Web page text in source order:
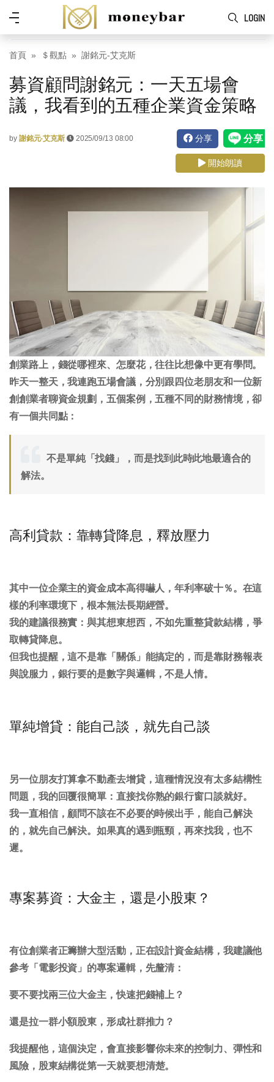
Skip to main content
LOGIN
功
能
表
首頁 ＄觀點 謝銘元-艾克斯
募資顧問謝銘元：一天五場會
議，我看到的五種企業資金策略
by 謝銘元-艾克斯 2025/09/13 08:00 分享
開始朗讀
創業路上，錢從哪裡來、怎麼花，往往比想像中更有學問。
昨天一整天，我連跑五場會議，分別跟四位老朋友和一位新
創創業者聊資金規劃，五個案例，五種不同的財務情境，卻
有一個共同點：
不是單純「找錢」，而是找到此時此地最適合的
解法。
高利貸款：靠轉貸降息，釋放壓力
其中一位企業主的資金成本高得嚇人，年利率破十％。在這
樣的利率環境下，根本無法長期經營。
我的建議很務實：與其想東想西，不如先重整貸款結構，爭
取轉貸降息。
但我也提醒，這不是靠「關係」能搞定的，而是靠財務報表
與說服力 ，銀行要的是數字與邏輯，不是人情。
單純增貸：能自己談，就先自己談
另一位朋友打算拿不動產去增貸，這種情況沒有太多結構性
問題，我的回覆很簡單： 直接找你熟的銀行窗口談就好。
我一直相信，顧問不該在不必要的時候出手，能自己解決
的，就先自己解決。如果真的遇到瓶頸，再來找我，也不
遲。
專案募資：大金主，還是小股東？
有位創業者正籌辦大型活動，正在設計資金結構，我建議他
參考「電影投資」的專案邏輯，先釐清：
要不要找兩三位大金主，快速把錢補上？
還是拉一群小額股東，形成社群推力？
我提醒他， 這個決定，會直接影響你未來的控制力、彈性和
風險， 股東結構從第一天就要想清楚。